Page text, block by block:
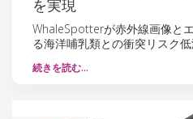
を実現
WhaleSpotterが赤外線画像と
る海洋哺乳類との衝突リスク低
続きを読む…